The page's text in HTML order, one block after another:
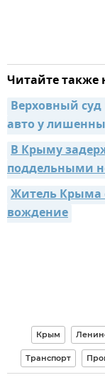
Читайте
Верховный
авто у
В Крыму
поддельными
Житель Крыма
вождение
Крым
Транспорт